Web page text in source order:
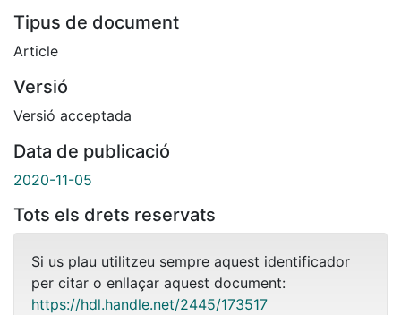
Tipus de document
Article
Versió
Versió acceptada
Data de publicació
2020-11-05
Tots els drets reservats
Si us plau utilitzeu sempre aquest identificador
per citar o enllaçar aquest document:
https://hdl.handle.net/2445/173517